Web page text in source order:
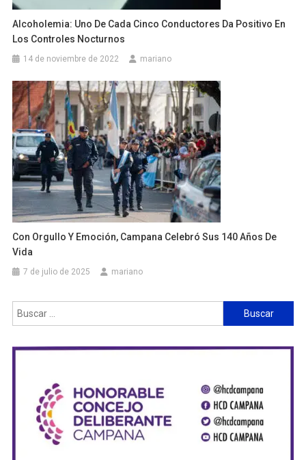
Alcoholemia: Uno De Cada Cinco Conductores Da Positivo En
Los Controles Nocturnos
14 de noviembre de 2022 mariano
Con Orgullo Y Emoción, Campana Celebró Sus 140 Años De
Vida
7 de julio de 2025 mariano
Buscar: